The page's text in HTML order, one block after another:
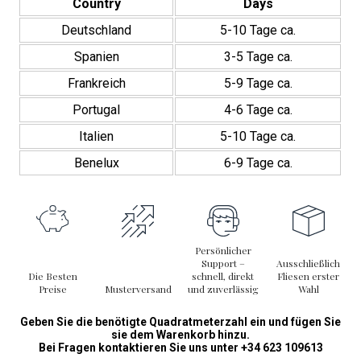
Country
Days
Deutschland
5-10 Tage ca.
Spanien
3-5 Tage ca.
Frankreich
5-9 Tage ca.
Portugal
4-6 Tage ca.
Italien
5-10 Tage ca.
Benelux
6-9 Tage ca.
Die Besten
Preise
Musterversand
Persönlicher
Support –
schnell, direkt
und zuverlässig
Ausschließlich
Fliesen erster
Wahl
Geben Sie die benötigte Quadratmeterzahl ein und fügen Sie
sie dem Warenkorb hinzu.
Bei Fragen kontaktieren Sie uns unter +34 623 109613